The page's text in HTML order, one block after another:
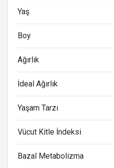
Yaş
Boy
Ağırlık
İdeal Ağırlık
Yaşam Tarzı
Vücut Kitle İndeksi
Bazal Metabolizma